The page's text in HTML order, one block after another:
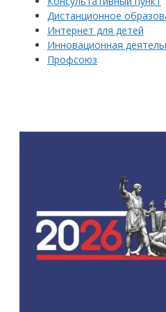
Дистанционное
Интернет для детей
Инновационная
Профсоюз